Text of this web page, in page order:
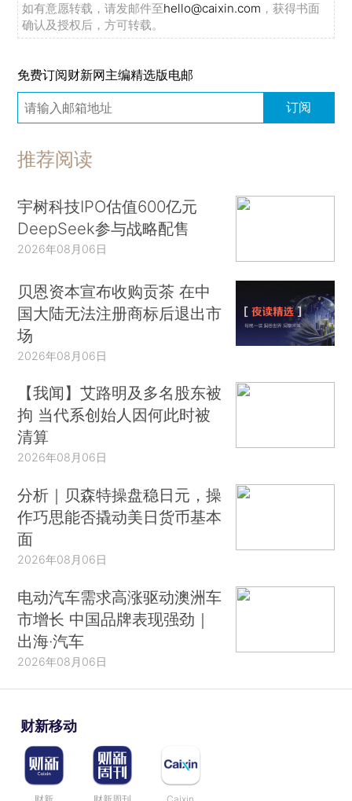
如有意愿转载，请发邮件至hello@caixin.com ，获得书面
确认及授权后，方可转载。
免费订阅财新网主编精选版电邮
订阅
推荐阅读
宇树科技IPO估值600亿元
DeepSeek参与战略配售
2026年08月06日
贝恩资本宣布收购贡茶 在中
国大陆无法注册商标后退出市
场
2026年08月06日
【我闻】艾路明及多名股东被
拘 当代系创始人因何此时被
清算
2026年08月06日
分析｜贝森特操盘稳日元，操
作巧思能否撬动美日货币基本
面
2026年08月06日
电动汽车需求高涨驱动澳洲车
市增长 中国品牌表现强劲｜
出海·汽车
2026年08月06日
财新移动